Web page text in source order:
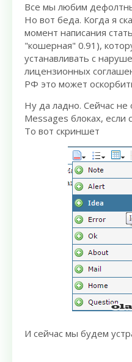
Все мы любим
Но вот беда. Когда я
момент написания
"кошерная" 0.91),
устанавливать с
лицензионных
РФ это может
Ну да ладно. Сейчас не
Messages блоках, если
То вот скриншет
И сейчас мы будем